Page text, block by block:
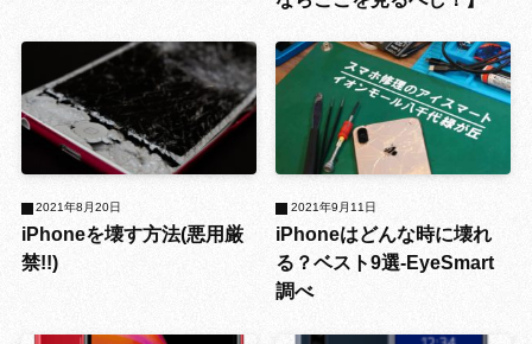
iPhoneを壊す方法(悪用厳
禁!!)
2021年8月20日
iPhoneはどんな時に壊れ
る？ベスト9選-EyeSmart
調べ
2021年9月11日